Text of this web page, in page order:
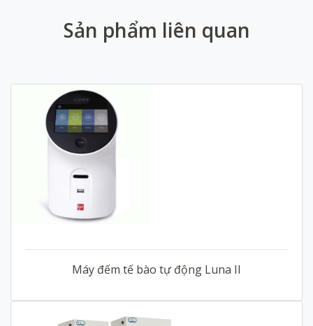
Sản phẩm liên quan
Máy đếm tế bào tự động Luna II